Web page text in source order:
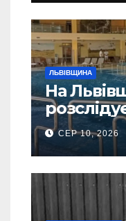
ЛЬВІВЩИНА
На
басейні
СЕР 10, 2026